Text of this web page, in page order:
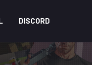
DISCORD